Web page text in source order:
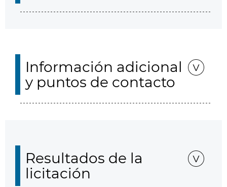
Información adicional
y puntos de contacto
Resultados de la
licitación